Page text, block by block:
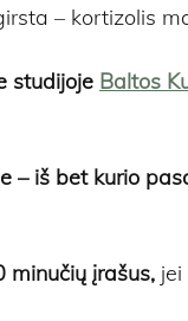
– kortizolis
studijoje Baltos
– iš bet kurio
minučių įrašus,